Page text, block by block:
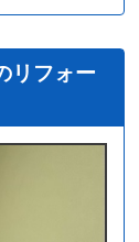
リフォー